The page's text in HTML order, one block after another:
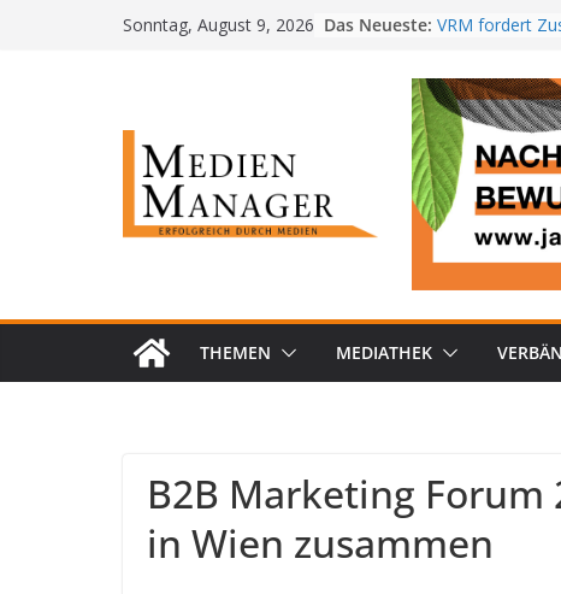
Sonntag, August 9, 2026 Das Neueste: VRM fordert
PwC-Studie:
im Job steigt
Radiotest
baut Führung
RTL+ erzielt
Bestwert in
THEMEN MEDIATHEK
B2B Marketing Forum
in Wien zusammen